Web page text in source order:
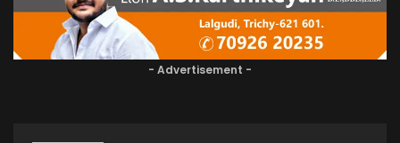
- Advertisement -